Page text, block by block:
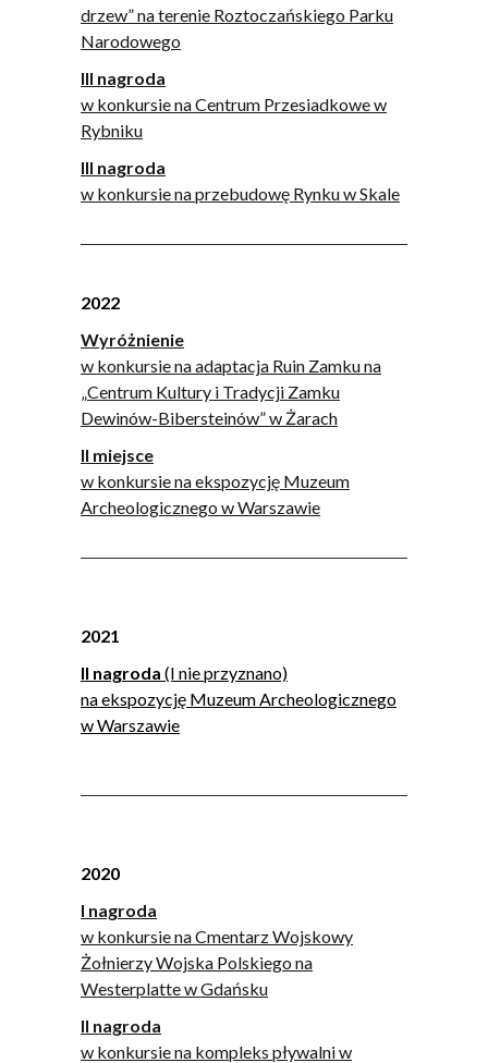
drzew” na terenie Roztoczańskiego Parku
Narodowego
III nagroda
w konkursie na Centrum Przesiadkowe w
Rybniku
III nagroda
w konkursie na przebudowę Rynku w Skale
2022
Wyróżnienie
w konkursie na adaptacja Ruin Zamku na
„Centrum Kultury i Tradycji Zamku
Dewinów-Bibersteinów” w Żarach
II miejsce
w konkursie na ekspozycję Muzeum
Archeologicznego w Warszawie
2021
II nagroda (I nie przyznano)
na ekspozycję Muzeum Archeologicznego
w Warszawie
2020
I nagroda
w konkursie naCmentarz Wojskowy
Żołnierzy Wojska Polskiego na
Westerplatte w Gdańsku
II nagroda
w konkursie na kompleks pływalni w